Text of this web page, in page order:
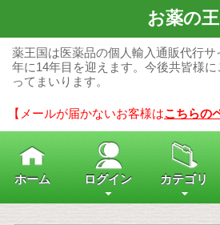
お薬の
薬王国は医薬品の個人輸入通販代行
年に14年目を迎えます。今後共皆様
ってまいります。
【メールが届かないお客様はこちらの
ホーム ログイン カテゴリ